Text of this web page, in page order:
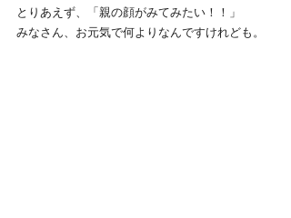
とりあえず、「親の顔がみてみたい！！」
みなさん、お元気で何よりなんですけれども。